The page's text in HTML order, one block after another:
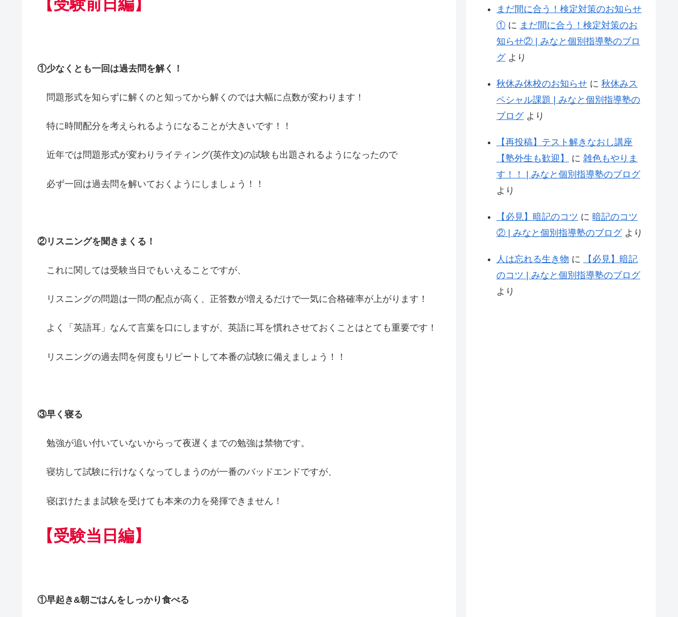
【受験前日編】
①少なくとも一回は過去問を解く！
問題形式を知らずに解くのと知ってから解くのでは大幅に点数が変わります！
特に時間配分を考えられるようになることが大きいです！！
近年では問題形式が変わりライティング(英作文)の試験も出題されるようになったので
必ず一回は過去問を解いておくようにしましょう！！
②リスニングを聞きまくる！
これに関しては受験当日でもいえることですが、
リスニングの問題は一問の配点が高く、正答数が増えるだけで一気に合格確率が上がります！
よく「英語耳」なんて言葉を口にしますが、英語に耳を慣れさせておくことはとても重要です！
リスニングの過去問を何度もリピートして本番の試験に備えましょう！！
③早く寝る
勉強が追い付いていないからって夜遅くまでの勉強は禁物です。
寝坊して試験に行けなくなってしまうのが一番のバッドエンドですが、
寝ぼけたまま試験を受けても本来の力を発揮できません！
【受験当日編】
①早起き&朝ごはんをしっかり食べる
まだ間に合う！検定対策のお知らせ
① に まだ間に合う！検定対策のお
知らせ② | みなと個別指導塾のブロ
グより
秋休み休校のお知らせ に 秋休みス
ペシャル課題 | みなと個別指導塾の
ブログより
【再投稿】テスト解きなおし講座
【塾外生も歓迎】
に 雑色もやりま
す！！ | みなと個別指導塾のブログ
より
【必見】暗記のコツ に 暗記のコツ
② | みなと個別指導塾のブログより
人は忘れる生き物 に
【必見】暗記
のコツ | みなと個別指導塾のブログ
より